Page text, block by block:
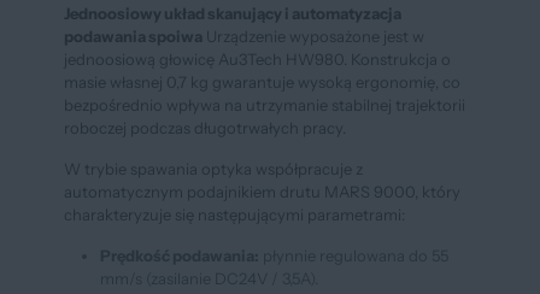
Jednoosiowy układ skanujący i automatyzacja
podawania spoiwa Urządzenie wyposażone jest w
jednoosiową głowicę Au3Tech HW980. Konstrukcja o
masie własnej 0,7 kg gwarantuje wysoką ergonomię, co
bezpośrednio wpływa na utrzymanie stabilnej trajektorii
roboczej podczas długotrwałych pracy.
W trybie spawania optyka współpracuje z
automatycznym podajnikiem drutu MARS 9000, który
charakteryzuje się następującymi parametrami: